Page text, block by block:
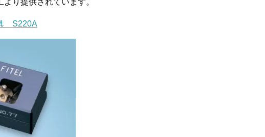
り提供されています。
S220A